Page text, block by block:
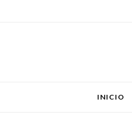
INICIO